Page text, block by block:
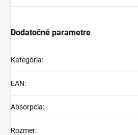
Dodatočné parametre
Kategória:
EAN:
Absorpcia:
Rozmer: